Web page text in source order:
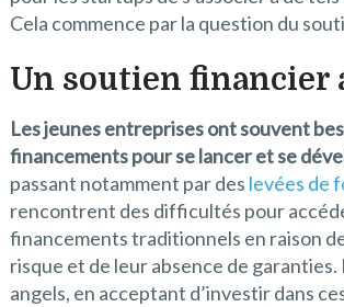
Cela commence par la question du
Un soutien financier
Les jeunes entreprises ont souvent
financements pour se lancer et se
passant notamment par des levées de
rencontrent des difficultés pour
financements traditionnels en raison
risque et de leur absence de garanties.
angels, en acceptant d’investir dans